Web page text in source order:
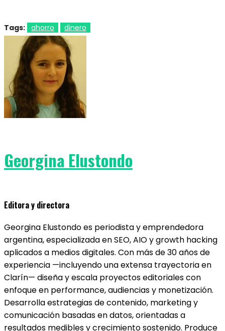
Tags: ahorro dinero
Georgina Elustondo
Editora y directora
Georgina Elustondo es periodista y emprendedora
argentina, especializada en SEO, AIO y growth hacking
aplicados a medios digitales. Con más de 30 años de
experiencia —incluyendo una extensa trayectoria en
Clarín— diseña y escala proyectos editoriales con
enfoque en performance, audiencias y monetización.
Desarrolla estrategias de contenido, marketing y
comunicación basadas en datos, orientadas a
resultados medibles y crecimiento sostenido. Produce